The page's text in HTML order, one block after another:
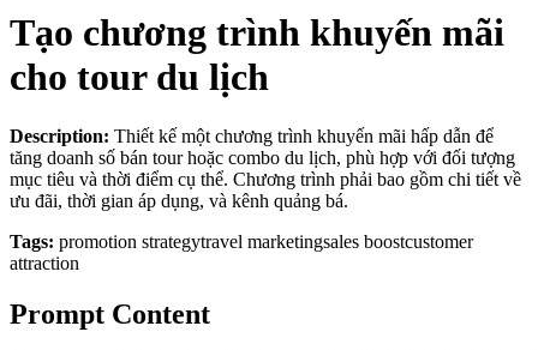
Tạo chương trình khuyến mãi
cho tour du lịch
Description: Thiết kế một chương trình khuyến mãi hấp dẫn để
tăng doanh số bán tour hoặc combo du lịch, phù hợp với đối tượng
mục tiêu và thời điểm cụ thể. Chương trình phải bao gồm chi tiết về
ưu đãi, thời gian áp dụng, và kênh quảng bá.
Tags: promotion strategytravel marketingsales boostcustomer
attraction
Prompt Content